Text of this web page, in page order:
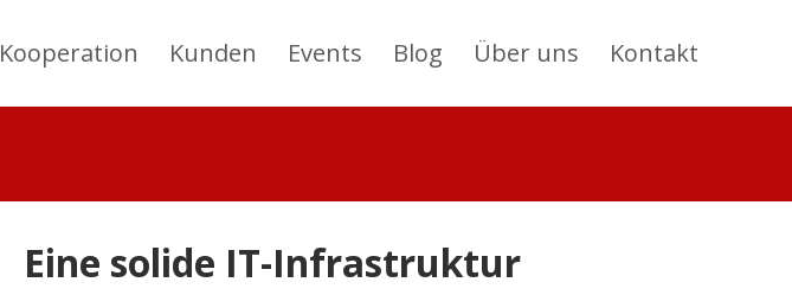
Kooperation Kunden Events Blog Über uns Kontakt
Eine solide IT-Infrastruktur